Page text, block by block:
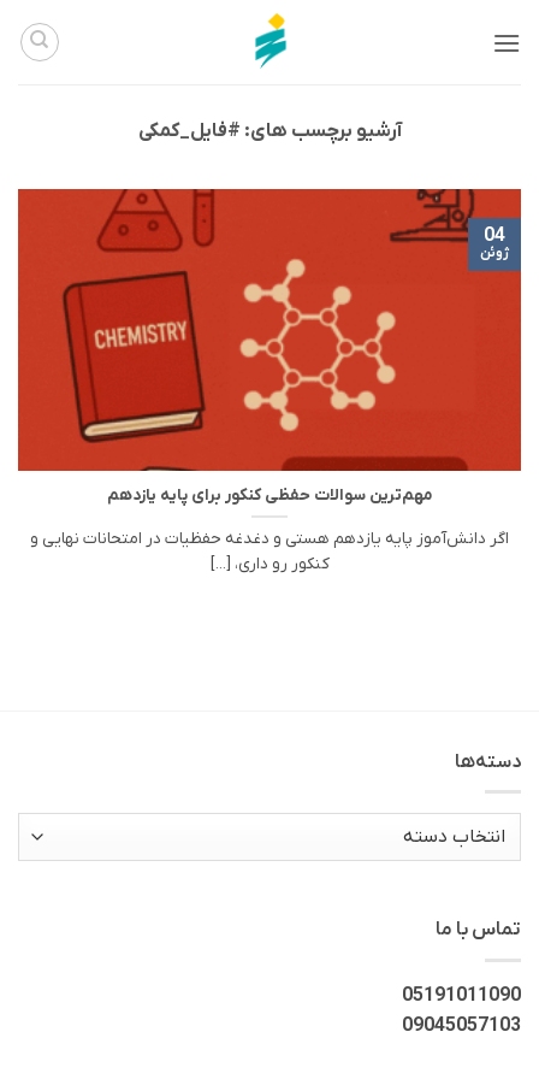
آرشیو برچسب های: #فایل_کمکی
مهم‌ترین سوالات حفظی کنکور برای پایه یازدهم
اگر دانش‌آموز پایه یازدهم هستی و دغدغه حفظیات در امتحانات نهایی و
کنکور رو داری، [...]
04
ژوئن
دسته‌ها
دسته‌ها
تماس با ما
05191011090
09045057103